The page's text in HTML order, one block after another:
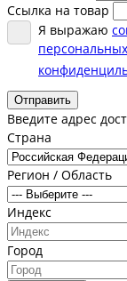
Ссылка на товар
Я выражаю
Отправить
Введите адрес
Страна
Регион / Область
Индекс
Город